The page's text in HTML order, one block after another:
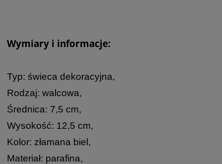
Wymiary i informacje:
Typ: świeca dekoracyjna,
Rodzaj: walcowa,
Średnica: 7,5 cm,
Wysokość: 12,5 cm,
Kolor: złamana biel,
Materiał: parafina,